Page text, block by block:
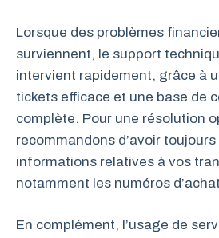
Lorsque des problèmes
surviennent, le support
intervient rapidement, grâce à
tickets efficace et une base de
complète. Pour une résolution
recommandons d’avoir
informations relatives à vos
notamment les numéros
En complément, l’usage de